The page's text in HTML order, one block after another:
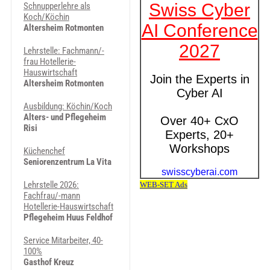
Schnupperlehre als
Koch/Köchin
Altersheim Rotmonten
Lehrstelle: Fachmann/-
frau Hotellerie-
Hauswirtschaft
Altersheim Rotmonten
Ausbildung: Köchin/Koch
Alters- und Pflegeheim
Risi
Küchenchef
Seniorenzentrum La Vita
Lehrstelle 2026:
Fachfrau/-mann
Hotellerie-Hauswirtschaft
Pflegeheim Huus Feldhof
Service Mitarbeiter, 40-
100%
Gasthof Kreuz